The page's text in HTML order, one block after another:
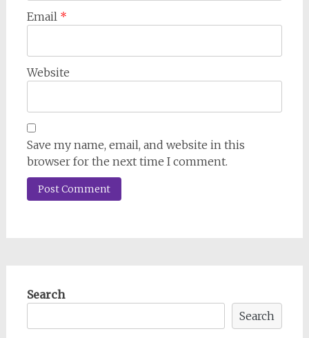
Email *
Website
Save my name, email, and website in this
browser for the next time I comment.
Search
Search